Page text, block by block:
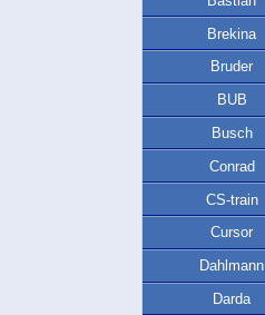
Brekina
Bruder
BUB
Busch
Conrad
CS-train
Cursor
Dahlmann
Darda